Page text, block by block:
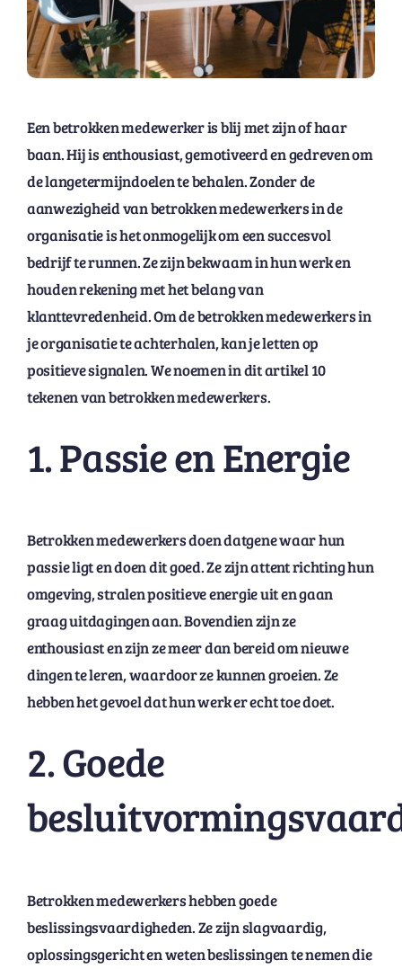
Een betrokken medewerker is blij met zijn of haar
baan. Hij is enthousiast, gemotiveerd en gedreven om
de langetermijndoelen te behalen. Zonder de
aanwezigheid van betrokken medewerkers in de
organisatie is het onmogelijk om een ​​succesvol
bedrijf te runnen. Ze zijn bekwaam in hun werk en
houden rekening met het belang van
klanttevredenheid. Om de betrokken medewerkers in
je organisatie te achterhalen, kan je letten op
positieve signalen. We noemen in dit artikel 10
tekenen van betrokken medewerkers.
1. Passie en Energie
Betrokken medewerkers doen datgene waar hun
passie ligt en doen dit goed. Ze zijn attent richting hun
omgeving, stralen positieve energie uit en gaan
graag uitdagingen aan. Bovendien zijn ze
enthousiast en zijn ze meer dan bereid om nieuwe
dingen te leren, waardoor ze kunnen groeien. Ze
hebben het gevoel dat hun werk er echt toe doet.
2. Goede
Betrokken medewerkers hebben goede
beslissingsvaardigheden. Ze zijn slagvaardig,
oplossingsgericht en weten beslissingen te nemen die